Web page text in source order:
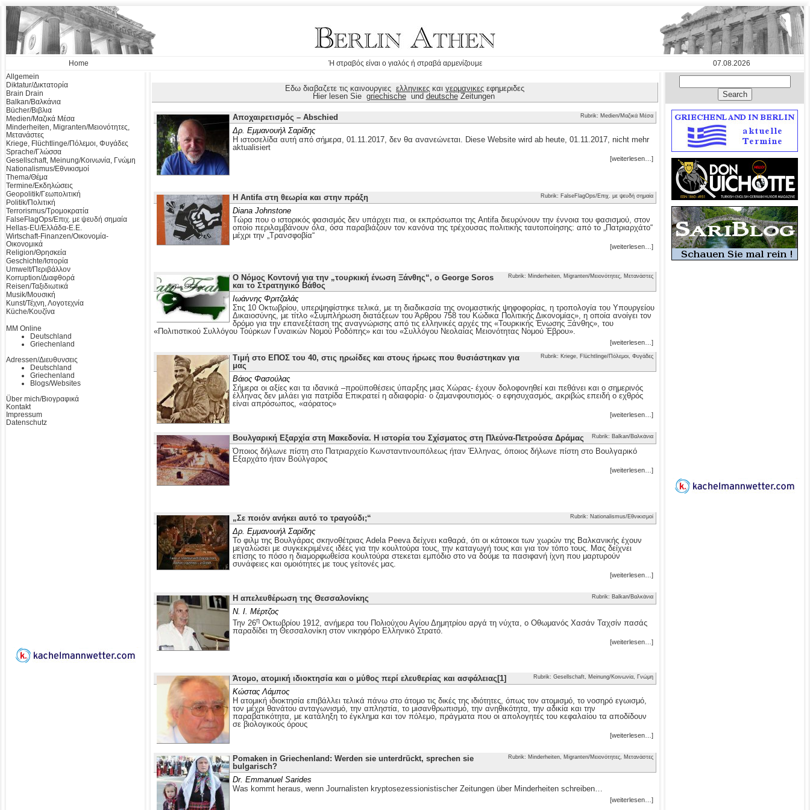
Home Ή στραβός είναι ο γιαλός ή στραβά αρμενίζουμε
07.08.2026
Allgemein
Diktatur/Δικτατορία
Brain Drain
Balkan/Βαλκάνια
Bücher/Βιβλια
Medien/Μαζικά Μέσα
Minderheiten, Migranten/Μειονότητες,
Μετανάστες
Kriege, Flüchtlinge/Πόλεμοι, Φυγάδες
Sprache/Γλώσσα
Gesellschaft, Meinung/Κοινωνία, Γνώμη
Nationalismus/Εθνικισμοί
Thema/Θέμα
Termine/Εκδηλώσεις
Geopolitik/Γεωπολιτική
Politik/Πολιτική
Terrorismus/Τρομοκρατία
FalseFlagOps/Επιχ. με ψευδή σημαία
Hellas-EU/Ελλάδα-Ε.Ε.
Wirtschaft-Finanzen/Οικονομία-
Οικονομικά
Religion/Θρησκεία
Geschichte/Ιστορία
Umwelt/Περιβάλλον
Korruption/Διαφθορά
Reisen/Ταξιδιωτικά
Musik/Μουσική
Kunst/Τέχνη, Λογοτεχνία
Küche/Κουζίνα
MM Online
Deutschland
Griechenland
Adressen/Διευθυνσεις
Deutschland
Griechenland
Blogs/Websites
Über mich/Βιογραφικά
Kontakt
Impressum
Datenschutz
Εδω διαβαζετε τις καινουργιες ελληνικες και γερμανικες εφημεριδες
Hier lesen Sie griechischeund deutscheZeitungen
Rubrik: Medien/Μαζικά Μέσα
Αποχαιρετισμός – Abschied
Δρ. Εμμανουήλ Σαρίδης
Η ιστοσελίδα αυτή από σήμερα, 01.11.2017, δεν θα ανανεώνεται. Diese Website wird ab heute, 01.11.2017, nicht mehr
aktualisiert
[weiterlesen…]
Rubrik: FalseFlagOps/Επιχ. με ψευδή σημαία
Η Antifa στη θεωρία και στην πράξη
Diana Johnstone
Τώρα που ο ιστορικός φασισμός δεν υπάρχει πια, οι εκπρόσωποι της Antifa διευρύνουν την έννοια του φασισμού, στον
οποίο περιλαμβάνουν όλα, όσα παραβιάζουν τον κανόνα της τρέχουσας πολιτικής ταυτοποίησης: από το „Πατριαρχάτο“
μέχρι την „Τρανσφοβία“
[weiterlesen…]
Rubrik: Minderheiten, Migranten/Μειονότητες, Μετανάστες
Ο Νόμος Κοντονή για την „τουρκική ένωση Ξάνθης“, ο George Soros
και το Στρατηγικό Βάθος
Ιωάννης Φριτζαλάς
Στις 10 Οκτωβρίου, υπερψηφίστηκε τελικά, με τη διαδικασία της ονομαστικής ψηφοφορίας, η τροπολογία του Υπουργείου
Δικαιοσύνης, με τίτλο «Συμπλήρωση διατάξεων του Άρθρου 758 του Κώδικα Πολιτικής Δικονομίας», η οποία ανοίγει τον
δρόμο για την επανεξέταση της αναγνώρισης από τις ελληνικές αρχές της «Τουρκικής Ένωσης Ξάνθης», του
«Πολιτιστικού Συλλόγου Τούρκων Γυναικών Νομού Ροδόπης» και του «Συλλόγου Νεολαίας Μειονότητας Νομού Έβρου».
[weiterlesen…]
Rubrik: Kriege, Flüchtlinge/Πόλεμοι, Φυγάδες
Τιμή στο ΕΠΟΣ του 40, στις ηρωίδες και στους ήρωες που θυσιάστηκαν για
μας
Βάιος Φασούλας
Σήμερα οι αξίες και τα ιδανικά –προϋποθέσεις ύπαρξης μιας Χώρας- έχουν δολοφονηθεί και πεθάνει και ο σημερινός
έλληνας δεν μιλάει για πατρίδα Επικρατεί η αδιαφορία· ο ζαμανφουτισμός· ο εφησυχασμός, ακριβώς επειδή ο εχθρός
είναι απρόσωπος, «αόρατος»
[weiterlesen…]
Rubrik: Balkan/Βαλκάνια
Βουλγαρική Εξαρχία στη Μακεδονία. Η ιστορία του Σχίσματος στη Πλεύνα-Πετρούσα Δράμας
Όποιος δήλωνε πίστη στο Πατριαρχείο Κωνσταντινουπόλεως ήταν Έλληνας, όποιος δήλωνε πίστη στο Βουλγαρικό
Εξαρχάτο ήταν Βούλγαρος
[weiterlesen…]
Rubrik: Nationalismus/Εθνικισμοί
„Σε ποιόν ανήκει αυτό το τραγούδι;“
Δρ. Εμμανουήλ Σαρίδης
Το φιλμ της Βουλγάρας σκηνοθέτριας Adela Peeva δείχνει καθαρά, ότι οι κάτοικοι των χωρών της Βαλκανικής έχουν
μεγαλώσει με συγκεκριμένες ιδέες για την κουλτούρα τους, την καταγωγή τους και για τον τόπο τους. Μας δείχνει
επίσης το πόσο η διαμορφωθείσα κουλτούρα στεκεται εμπόδιο στο να δούμε τα πασιφανή ίχνη που μαρτυρούν
συνάφειες και ομοιότητες με τους γείτονές μας.
[weiterlesen…]
Rubrik: Balkan/Βαλκάνια
Η απελευθέρωση της Θεσσαλονίκης
Ν. Ι. Μέρτζος
Την 26η Οκτωβρίου 1912, ανήμερα του Πολιούχου Αγίου Δημητρίου αργά τη νύχτα, ο Οθωμανός Χασάν Ταχσίν πασάς
παραδίδει τη Θεσσαλονίκη στον νικηφόρο Ελληνικό Στρατό.
[weiterlesen…]
Rubrik: Gesellschaft, Meinung/Κοινωνία, Γνώμη
Άτομο, ατομική ιδιοκτησία και ο μύθος περί ελευθερίας και ασφάλειας[1]
Κώστας Λάμπος
Η ατομική ιδιοκτησία επιβάλλει τελικά πάνω στο άτομο τις δικές της ιδιότητες, όπως τον ατομισμό, το νοσηρό εγωισμό,
τον μέχρι θανάτου ανταγωνισμό, την απληστία, το μισανθρωπισμό, την ανηθικότητα, την αδικία και την
παραβατικότητα, με κατάληξη το έγκλημα και τον πόλεμο, πράγματα που οι απολογητές του κεφαλαίου τα αποδίδουν
σε βιολογικούς όρους
[weiterlesen…]
Rubrik: Minderheiten, Migranten/Μειονότητες, Μετανάστες
Pomaken in Griechenland: Werden sie unterdrückt, sprechen sie
bulgarisch?
Dr. Emmanuel Sarides
Was kommt heraus, wenn Journalisten kryptosezessionistischer Zeitungen über Minderheiten schreiben…
[weiterlesen…]